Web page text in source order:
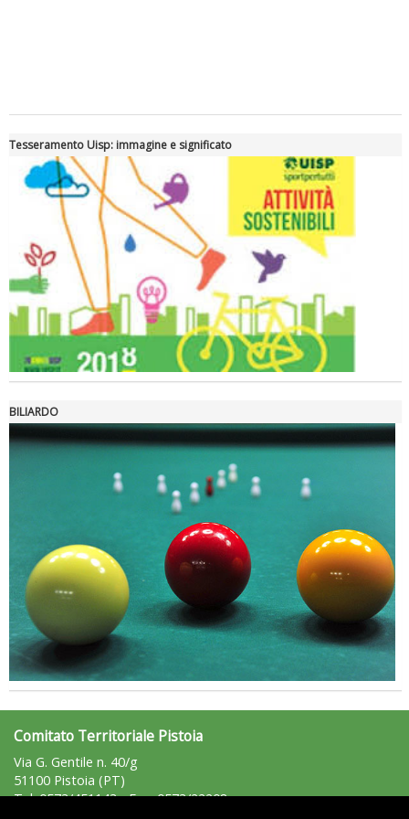
Tiziano Pesce a Radio InBlu2000 traccia il bilancio della stagione
La formazione Uisp rallenta ma prosegue anche in estate
Tesseramento Uisp: immagine e significato
BILIARDO
Comitato Territoriale Pistoia
Via G. Gentile n. 40/g
51100 Pistoia (PT)
Tel: 0573/451143 - Fax: 0573/22208